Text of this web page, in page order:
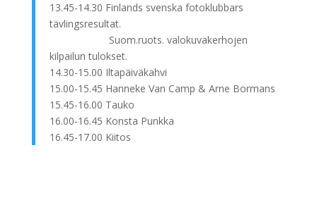
13.45-14.30 Finlands svenska fotoklubbars
tävlingsresultat.
Suom.ruots. valokuvakerhojen
kilpailun tulokset.
14.30-15.00 Iltapäiväkahvi
15.00-15.45 Hanneke Van Camp & Arne Bormans
15.45-16.00 Tauko
16.00-16.45 Konsta Punkka
16.45-17.00 Kiitos